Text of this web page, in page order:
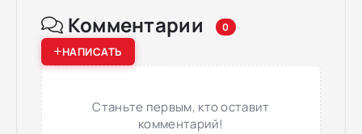
Комментарии 0
НАПИСАТЬ
Станьте первым, кто оставит
комментарий!